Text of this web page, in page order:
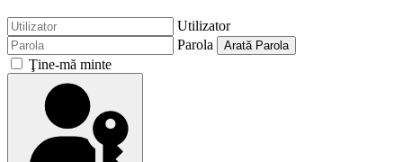
Utilizator
Parola
Arată Parola
Ţine-mă minte